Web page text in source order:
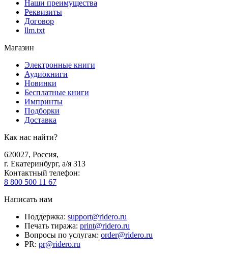
Наши преимущества
Реквизиты
Договор
llm.txt
Магазин
Электронные книги
Аудиокниги
Новинки
Бесплатные книги
Импринты
Подборки
Доставка
Как нас найти?
620027, Россия,
г. Екатеринбург, а/я 313
Контактный телефон:
8 800 500 11 67
Написать нам
Поддержка: support@ridero.ru
Печать тиража: print@ridero.ru
Вопросы по услугам: order@ridero.ru
PR: pr@ridero.ru